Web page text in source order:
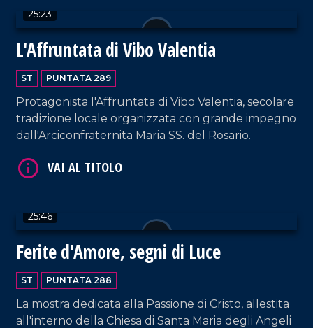
25:23
L'Affruntata di Vibo Valentia
ST PUNTATA 289
Protagonista l'Affruntata di Vibo Valentia, secolare
tradizione locale organizzata con grande impegno
dall'Arciconfraternita Maria SS. del Rosario.
25:46
Ferite d'Amore, segni di Luce
ST PUNTATA 288
La mostra dedicata alla Passione di Cristo, allestita
all'interno della Chiesa di Santa Maria degli Angeli
VAI AL TITOLO